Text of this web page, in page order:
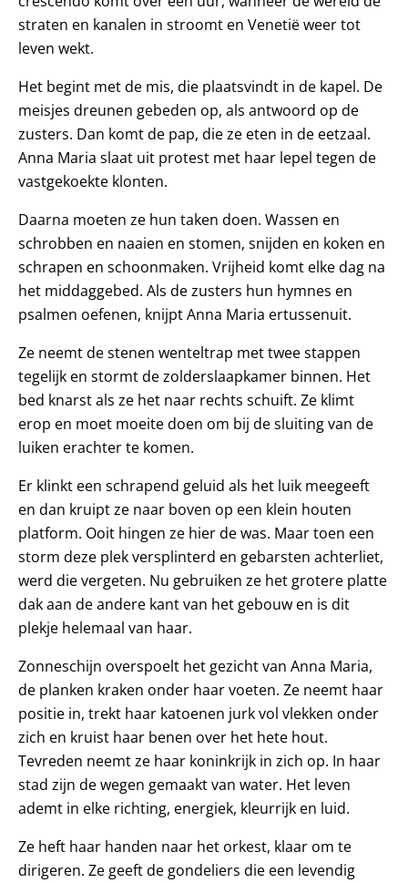
straten en kanalen in stroomt en Venetië weer tot
leven wekt.
Het begint met de mis, die plaatsvindt in de kapel. De
meisjes dreunen gebeden op, als antwoord op de
zusters. Dan komt de pap, die ze eten in de eetzaal.
Anna Maria slaat uit protest met haar lepel tegen de
vastgekoekte klonten.
Daarna moeten ze hun taken doen. Wassen en
schrobben en naaien en stomen, snijden en koken en
schrapen en schoonmaken. Vrijheid komt elke dag na
het middaggebed. Als de zusters hun hymnes en
psalmen oefenen, knijpt Anna Maria ertussenuit.
Ze neemt de stenen wenteltrap met twee stappen
tegelijk en stormt de zolderslaapkamer binnen. Het
bed knarst als ze het naar rechts schuift. Ze klimt
erop en moet moeite doen om bij de sluiting van de
luiken erachter te komen.
Er klinkt een schrapend geluid als het luik meegeeft
en dan kruipt ze naar boven op een klein houten
platform. Ooit hingen ze hier de was. Maar toen een
storm deze plek versplinterd en gebarsten achterliet,
werd die vergeten. Nu gebruiken ze het grotere platte
dak aan de andere kant van het gebouw en is dit
plekje helemaal van haar.
Zonneschijn overspoelt het gezicht van Anna Maria,
de planken kraken onder haar voeten. Ze neemt haar
positie in, trekt haar katoenen jurk vol vlekken onder
zich en kruist haar benen over het hete hout.
Tevreden neemt ze haar koninkrijk in zich op. In haar
stad zijn de wegen gemaakt van water. Het leven
ademt in elke richting, energiek, kleurrijk en luid.
Ze heft haar handen naar het orkest, klaar om te
dirigeren. Ze geeft de gondeliers die een levendig